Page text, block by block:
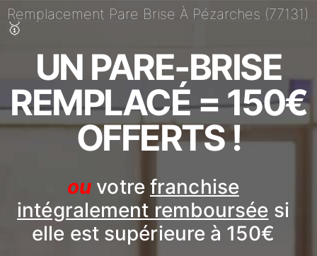
Remplacement Pare Brise À Pézarches (77131)
🥇
UN PARE-BRISE
REMPLACÉ = 150€
OFFERTS !
ou votre franchise
intégralement remboursée si
elle est supérieure à 150€